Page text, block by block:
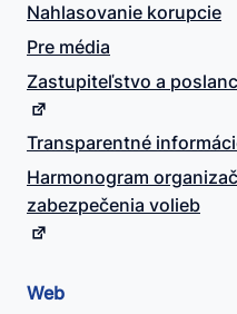
Nahlasovanie korupcie
Pre média
Zastupiteľstvo a
Transparentné
Harmonogram
zabezpečenia volieb
Web